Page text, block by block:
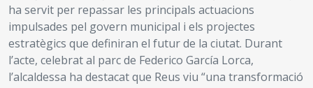
ha servit per repassar les principals actuacions
impulsades pel govern municipal i els projectes
estratègics que definiran el futur de la ciutat. Durant
l’acte, celebrat al parc de Federico García Lorca,
l’alcaldessa ha destacat que Reus viu “una transformació